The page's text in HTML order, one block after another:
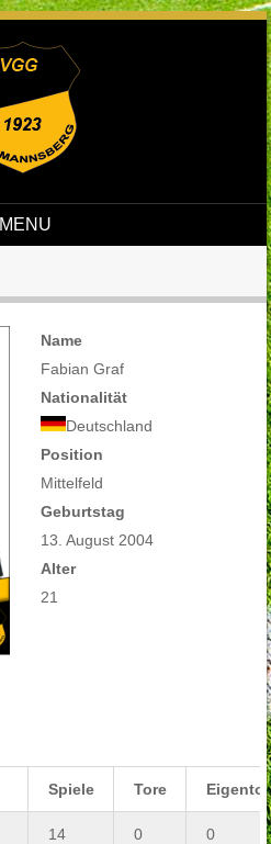
MENU
Name
Fabian Graf
Nationalität
Deutschland
Position
Mittelfeld
Geburtstag
13. August 2004
Alter
21
Spiele Tore
14 0 0